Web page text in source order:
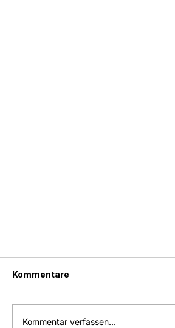
Kommentare
Kommentar verfassen...